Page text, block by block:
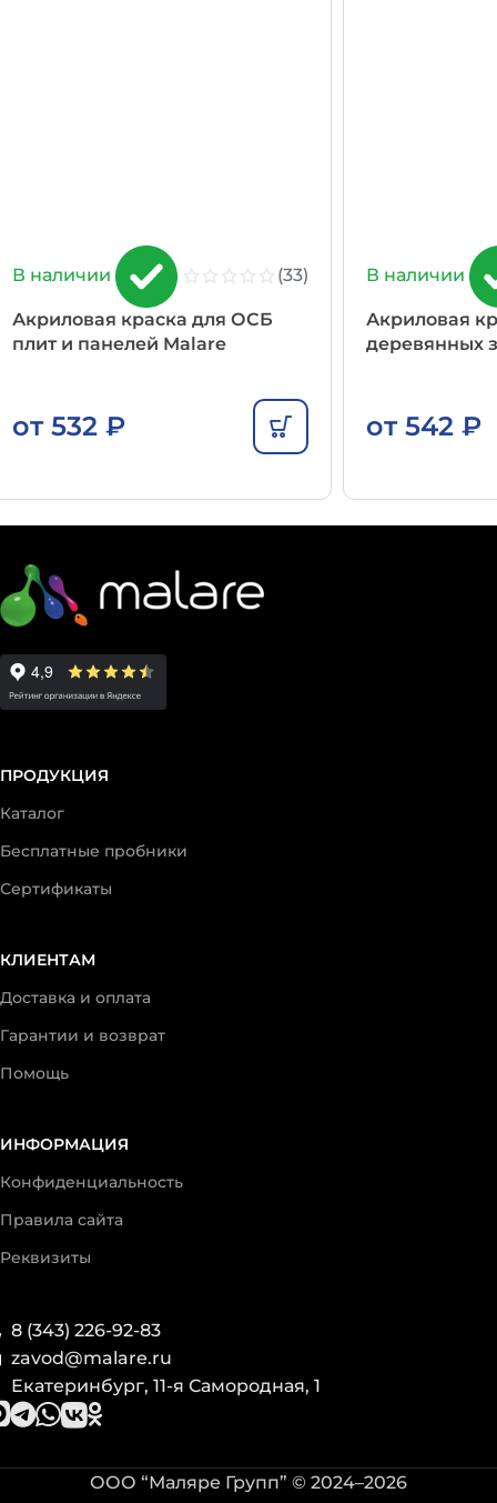
В наличии (33)
Акриловая краска для ОСБ
плит и панелей Malare
от 532 ₽
В наличии
Акриловая
деревянных
от 542 ₽
ПРОДУКЦИЯ
Каталог
Бесплатные пробники
Сертификаты
КЛИЕНТАМ
Доставка и оплата
Гарантии и возврат
Помощь
ИНФОРМАЦИЯ
Конфиденциальность
Правила сайта
Реквизиты
8 (343) 226-92-83
zavod@malare.ru
Екатеринбург, 11-я Самородная, 1
ООО “Маляре Групп” © 2024–2026